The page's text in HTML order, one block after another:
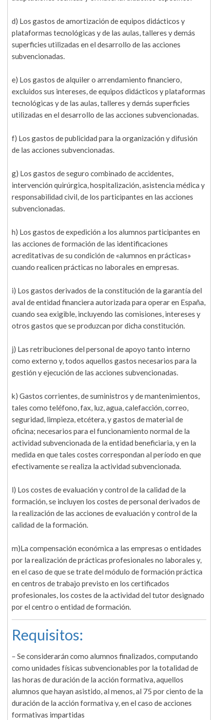
d) Los gastos de amortización de equipos didácticos y
plataformas tecnológicas y de las aulas, talleres y demás
superficies utilizadas en el desarrollo de las acciones
subvencionadas.
e) Los gastos de alquiler o arrendamiento financiero,
excluidos sus intereses, de equipos didácticos y plataformas
tecnológicas y de las aulas, talleres y demás superficies
utilizadas en el desarrollo de las acciones subvencionadas.
f) Los gastos de publicidad para la organización y difusión
de las acciones subvencionadas.
g) Los gastos de seguro combinado de accidentes,
intervención quirúrgica, hospitalización, asistencia médica y
responsabilidad civil, de los participantes en las acciones
subvencionadas.
h) Los gastos de expedición a los alumnos participantes en
las acciones de formación de las identificaciones
acreditativas de su condición de «alumnos en prácticas»
cuando realicen prácticas no laborales en empresas.
i) Los gastos derivados de la constitución de la garantía del
aval de entidad financiera autorizada para operar en España,
cuando sea exigible, incluyendo las comisiones, intereses y
otros gastos que se produzcan por dicha constitución.
j) Las retribuciones del personal de apoyo tanto interno
como externo y, todos aquellos gastos necesarios para la
gestión y ejecución de las acciones subvencionadas.
k) Gastos corrientes, de suministros y de mantenimientos,
tales como teléfono, fax, luz, agua, calefacción, correo,
seguridad, limpieza, etcétera, y gastos de material de
oficina; necesarios para el funcionamiento normal de la
actividad subvencionada de la entidad beneficiaria, y en la
medida en que tales costes correspondan al período en que
efectivamente se realiza la actividad subvencionada.
l) Los costes de evaluación y control de la calidad de la
formación, se incluyen los costes de personal derivados de
la realización de las acciones de evaluación y control de la
calidad de la formación.
m)La compensación económica a las empresas o entidades
por la realización de prácticas profesionales no laborales y,
en el caso de que se trate del módulo de formación práctica
en centros de trabajo previsto en los certificados
profesionales, los costes de la actividad del tutor designado
por el centro o entidad de formación.
Requisitos:
– Se considerarán como alumnos finalizados, computando
como unidades físicas subvencionables por la totalidad de
las horas de duración de la acción formativa, aquellos
alumnos que hayan asistido, al menos, al 75 por ciento de la
duración de la acción formativa y, en el caso de acciones
formativas impartidas